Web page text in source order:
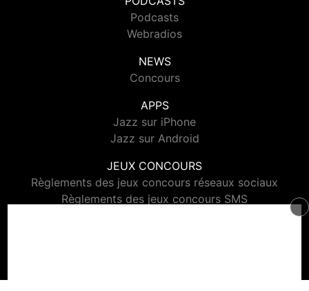
Podcasts
Webradios
NEWS
Concours
APPS
Jazz sur iPhone
Jazz sur Android
JEUX CONCOURS
Règlements des jeux concours réseaux sociaux
Règlements des jeux concours SMS